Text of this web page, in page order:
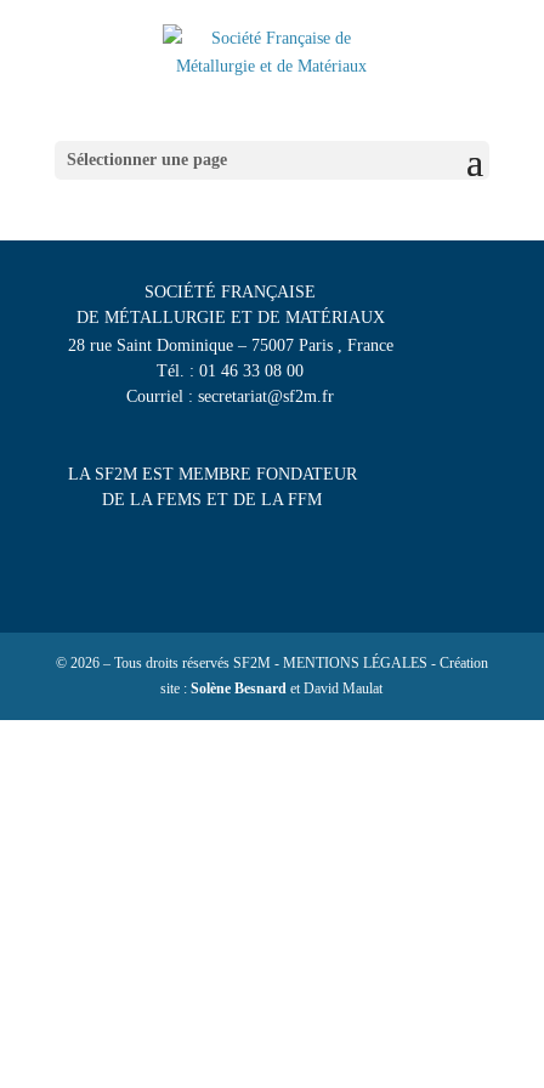
Sélectionner une page
SOCIÉTÉ FRANÇAISE
DE MÉTALLURGIE ET DE MATÉRIAUX
28 rue Saint Dominique – 75007 Paris , France
Tél. : 01 46 33 08 00
Courriel : secretariat@sf2m.fr
LA SF2M EST MEMBRE FONDATEUR
DE LA FEMS ET DE LA FFM
© 2026 – Tous droits réservés SF2M - MENTIONS LÉGALES - Création
site :Solène Besnard et David Maulat